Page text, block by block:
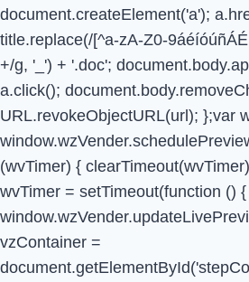
document.createElement('a');
title.replace(/[^a-zA-Z0-
+/g, '_') + '.doc';
a.click();
URL.revokeObjectURL(url); };var
(wvTimer) {
wvTimer = setTimeout(function ()
vzContainer =